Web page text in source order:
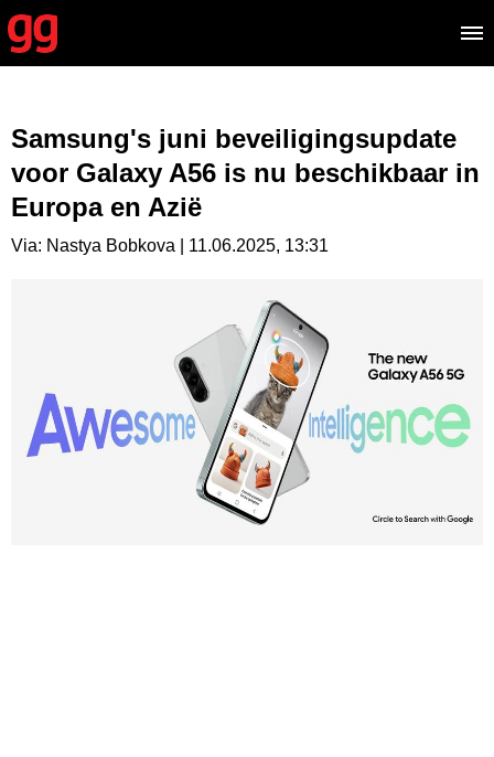
Samsung's juni beveiligingsupdate
voor Galaxy A56 is nu beschikbaar in
Europa en Azië
Via: Nastya Bobkova | 11.06.2025, 13:31